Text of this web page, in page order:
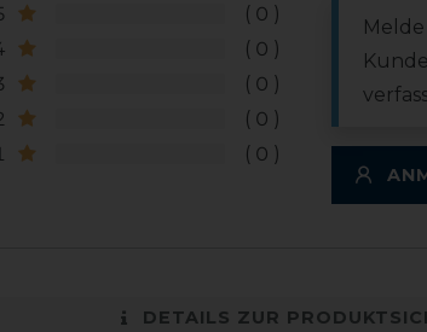
0
0
0
0
0
DETAILS ZUR